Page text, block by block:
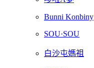
Bunni Konbiny
SOU·SOU
白沙屯媽祖